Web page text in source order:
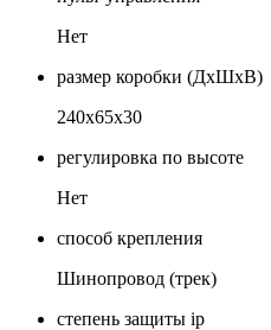
Нет
размер коробки (ДхШхВ)
240х65х30
регулировка по высоте
Нет
способ крепления
Шинопровод (трек)
степень защиты ip